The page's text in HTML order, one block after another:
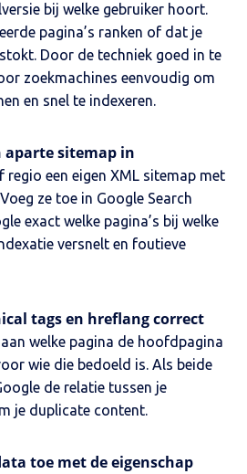
bij welke gebruiker hoort.
pagina’s ranken of dat je
Door de techniek goed in te
zoekmachines eenvoudig om
en snel te indexeren.
aparte sitemap in
een eigen XML sitemap met
ze toe in Google Search
exact welke pagina’s bij welke
versnelt en foutieve
tags en hreflang correct
welke pagina de hoofdpagina
wie die bedoeld is. Als beide
de relatie tussen je
je duplicate content.
toe met de eigenschap